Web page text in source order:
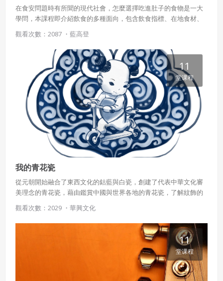
在食安問題時有所聞的現代社會，怎麼選擇吃進肚子的食物是一大
學問，本課程即介紹飲食的多種面向，包含飲食指標、在地食材、
食品添加物、食物中毒、食農教育等，還有健康沙拉罐的實作步
驟，一起認識讓餐餐健康美味兼具，又能滿足人體所需營養的方法
觀看次數：2087 ・ 藍高登
11
堂课程
我的青花瓷
從元朝開始融合了東西文化的鈷藍與白瓷，創建了代表中華文化審
美理念的青花瓷，藉由鑑賞中國與世界各地的青花瓷，了解紋飾的
美感與地域性，進而練習創作專屬自己的青花花紋。
觀看次數：2029 ・ 華興文化
11
堂课程